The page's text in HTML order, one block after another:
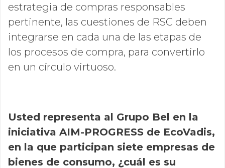
estrategia de compras responsables
pertinente, las cuestiones de RSC deben
integrarse en cada una de las etapas de
los procesos de compra, para convertirlo
en un círculo virtuoso.
Usted representa al Grupo Bel en la
iniciativa AIM-PROGRESS de EcoVadis,
en la que participan siete empresas de
bienes de consumo, ¿cuál es su